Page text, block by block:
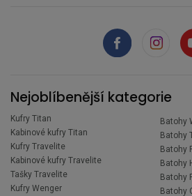
Nejoblíbenější kategorie
Kufry Titan
Kabinové kufry Titan
Kufry Travelite
Kabinové kufry Travelite
Tašky Travelite
Kufry Wenger
Batohy
Batohy
Batohy
Batohy
Batohy
Batohy